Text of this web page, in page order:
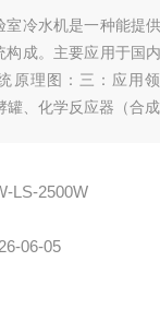
室冷水机是一种能提
构成。主要应用于国
原理图：三：应用
罐、化学反应器（合
LS-2500W
06-05